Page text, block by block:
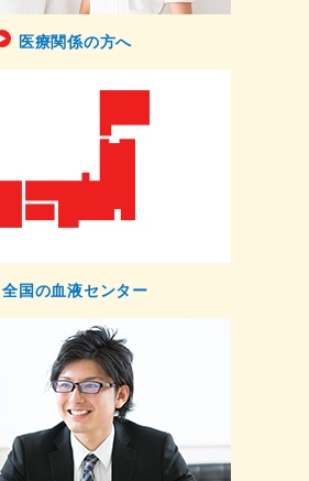
医療関係の方へ
全国の血液センター